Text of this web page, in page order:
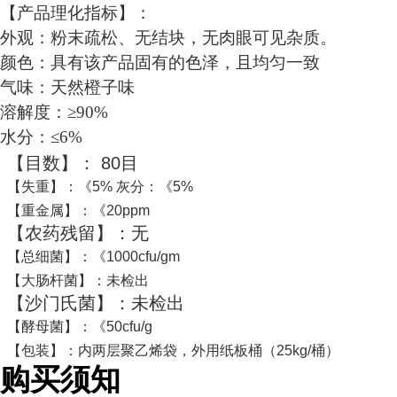
【产品理化指标】：
外观：粉末疏松、无结块，无肉眼可见杂质。
颜色：具有该产品固有的色泽，且均匀一致
气味：天然橙子味
溶解度：≥90%
水分：≤6%
【目数】： 80目
【失重】：《5% 灰分：《5%
【重金属】：《20ppm
【农药残留】：无
【总细菌】：《1000cfu/gm
【大肠杆菌】：未检出
【沙门氏菌】：未检出
【酵母菌】：《50cfu/g
【包装】：内两层聚乙烯袋，外用纸板桶（25kg/桶）
购买须知